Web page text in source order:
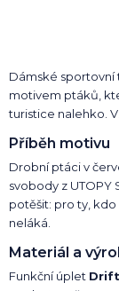
Dámské sportovní
motivem ptáků,
turistice nalehko.
Příběh motivu
Drobní ptáci v
svobody z
potěšit: pro ty,
neláká.
Materiál a
Funkční úplet Drift